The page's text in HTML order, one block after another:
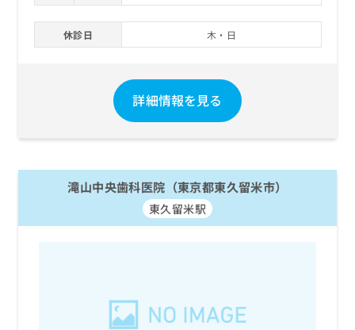
休診日 木・日
詳細情報を見る
滝山中央歯科医院（東京都東久留米市）
東久留米駅